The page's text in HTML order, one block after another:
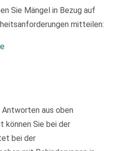
Sie Mängel in Bezug auf
mitteilen:
aus oben
können Sie bei der
bei der